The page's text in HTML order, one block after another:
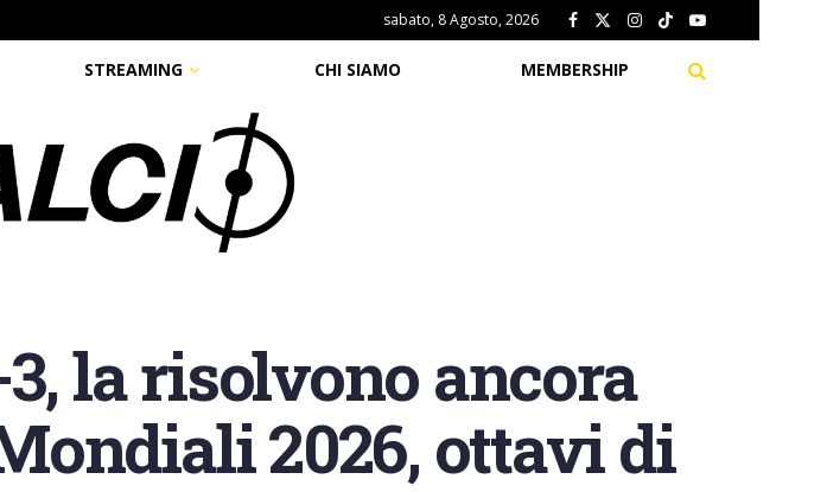
sabato, 8 Agosto, 2026
STREAMING CHI SIAMO MEMBERSHIP
la risolvono ancora
2026, ottavi di